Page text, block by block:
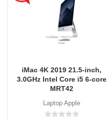
iMac 4K 2019 21.5-inch,
3.0GHz Intel Core i5 6-core
MRT42
Laptop Apple